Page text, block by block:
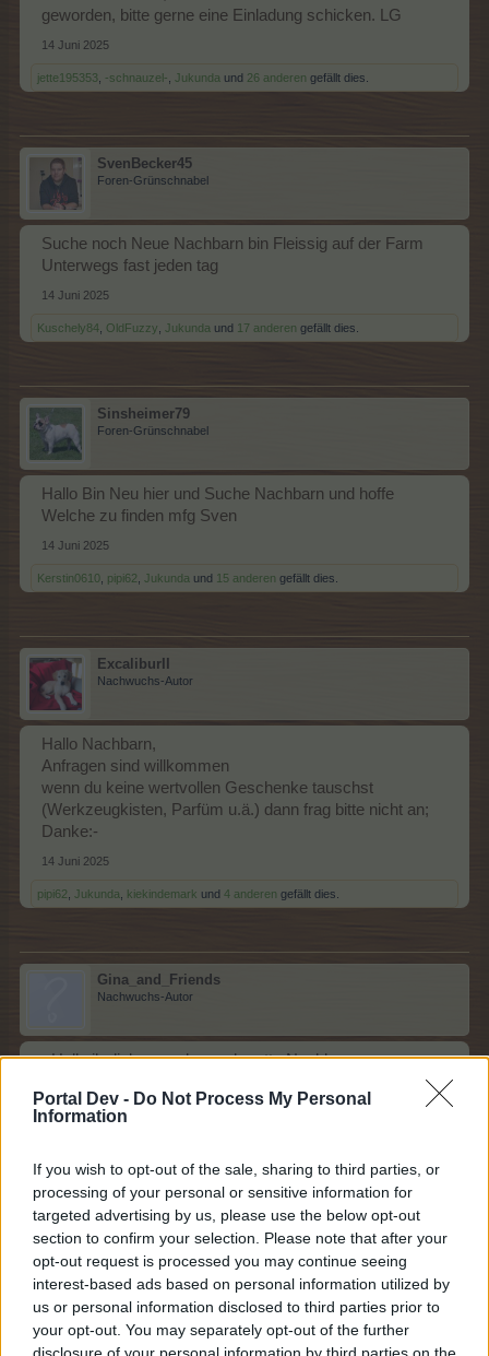
Portal Dev - Do Not Process My Personal
Information
If you wish to opt-out of the sale, sharing to third parties, or
processing of your personal or sensitive information for
targeted advertising by us, please use the below opt-out
section to confirm your selection. Please note that after your
opt-out request is processed you may continue seeing
interest-based ads based on personal information utilized by
us or personal information disclosed to third parties prior to
your opt-out. You may separately opt-out of the further
geworden, bitte gerne eine Einladung schicken. LG
14 Juni 2025
jette195353 -schnauzel- Jukunda und 26 anderen gefällt dies.
SvenBecker45
Foren-Grünschnabel
Suche noch Neue Nachbarn bin Fleissig auf der Farm
Unterwegs fast jeden tag
14 Juni 2025
Kuschely84 OldFuzzy Jukunda und 17 anderen gefällt dies.
Sinsheimer79
Foren-Grünschnabel
Hallo Bin Neu hier und Suche Nachbarn und hoffe
Welche zu finden mfg Sven
14 Juni 2025
Kerstin0610 pipi62 Jukunda und 15 anderen gefällt dies.
ExcaliburII
Nachwuchs-Autor
Hallo Nachbarn,
Anfragen sind willkommen
wenn du keine wertvollen Geschenke tauschst
(Werkzeugkisten, Parfüm u.ä.) dann frag bitte nicht an;
Danke:-
14 Juni 2025
pipi62 Jukunda kiekindemark und 4 anderen gefällt dies.
Gina_and_Friends
Nachwuchs-Autor
>Hallo ihr lieben,suche noch nette Nachbarn
14 Juni 2025
Jukunda,kiekindemark
SabrinaF25
Foren-Grünschnabel
Hallo
Ich suche Nachbarn
15 Juni 2025